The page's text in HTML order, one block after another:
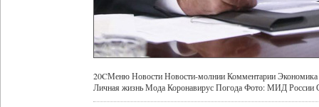
20CМеню Новости Новости-молнии Комментарии
Личная жизнь Мода Коронавирус Погода Фото: МИД России